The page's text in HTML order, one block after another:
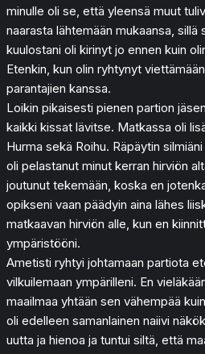
minulle oli se, että yleensä muut
naarasta lähtemään mukaansa, sillä
kuulostani oli kirinyt jo ennen kuin
Etenkin, kun olin ryhtynyt
parantajien kanssa.
Loikin pikaisesti pienen partion
kaikki kissat lävitse. Matkassa oli
Hurma sekä Roihu. Räpäytin
oli pelastanut minut kerran hirviön
joutunut tekemään, koska en
opikseni vaan päädyin aina lähes
matkaavan hirviön alle, kun en
ympäristööni.
Ametisti ryhtyi johtamaan partiota
vilkuilemaan ympärilleni. En
maailmaa yhtään sen vähempää
oli edelleen samanlainen naiivi
uutta ja hienoa ja tuntui siltä, että